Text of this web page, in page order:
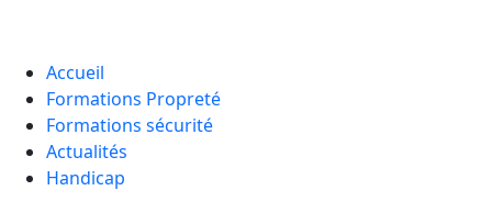
Accueil
Formations Propreté
Formations sécurité
Actualités
Handicap